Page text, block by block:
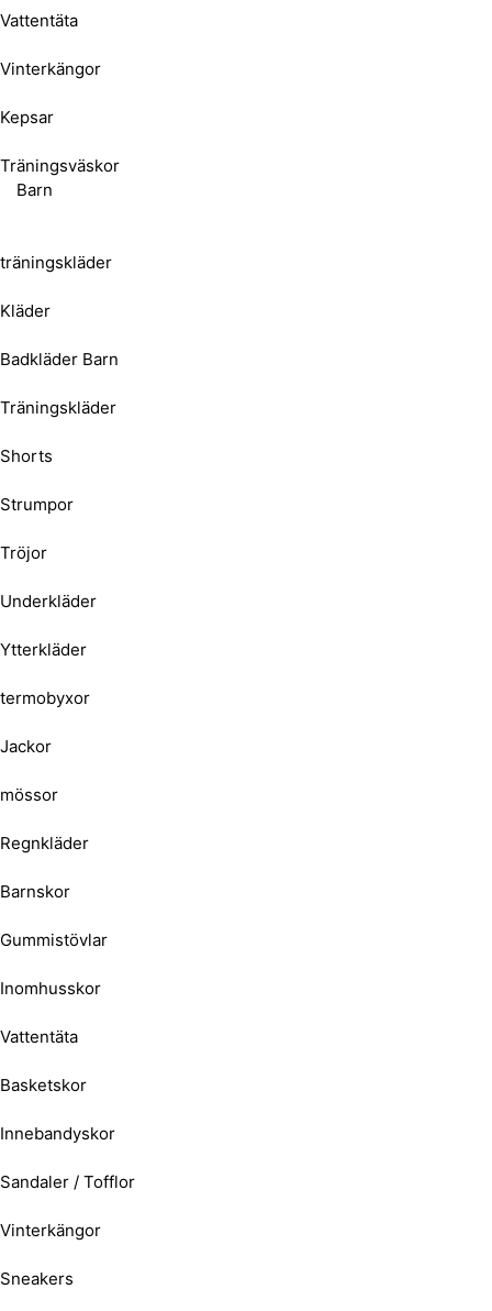
Vattentäta
Vinterkängor
Kepsar
Träningsväskor
Barn
träningskläder
Kläder
Badkläder Barn
Träningskläder
Shorts
Strumpor
Tröjor
Underkläder
Ytterkläder
termobyxor
Jackor
mössor
Regnkläder
Barnskor
Gummistövlar
Inomhusskor
Vattentäta
Basketskor
Innebandyskor
Sandaler / Tofflor
Vinterkängor
Sneakers